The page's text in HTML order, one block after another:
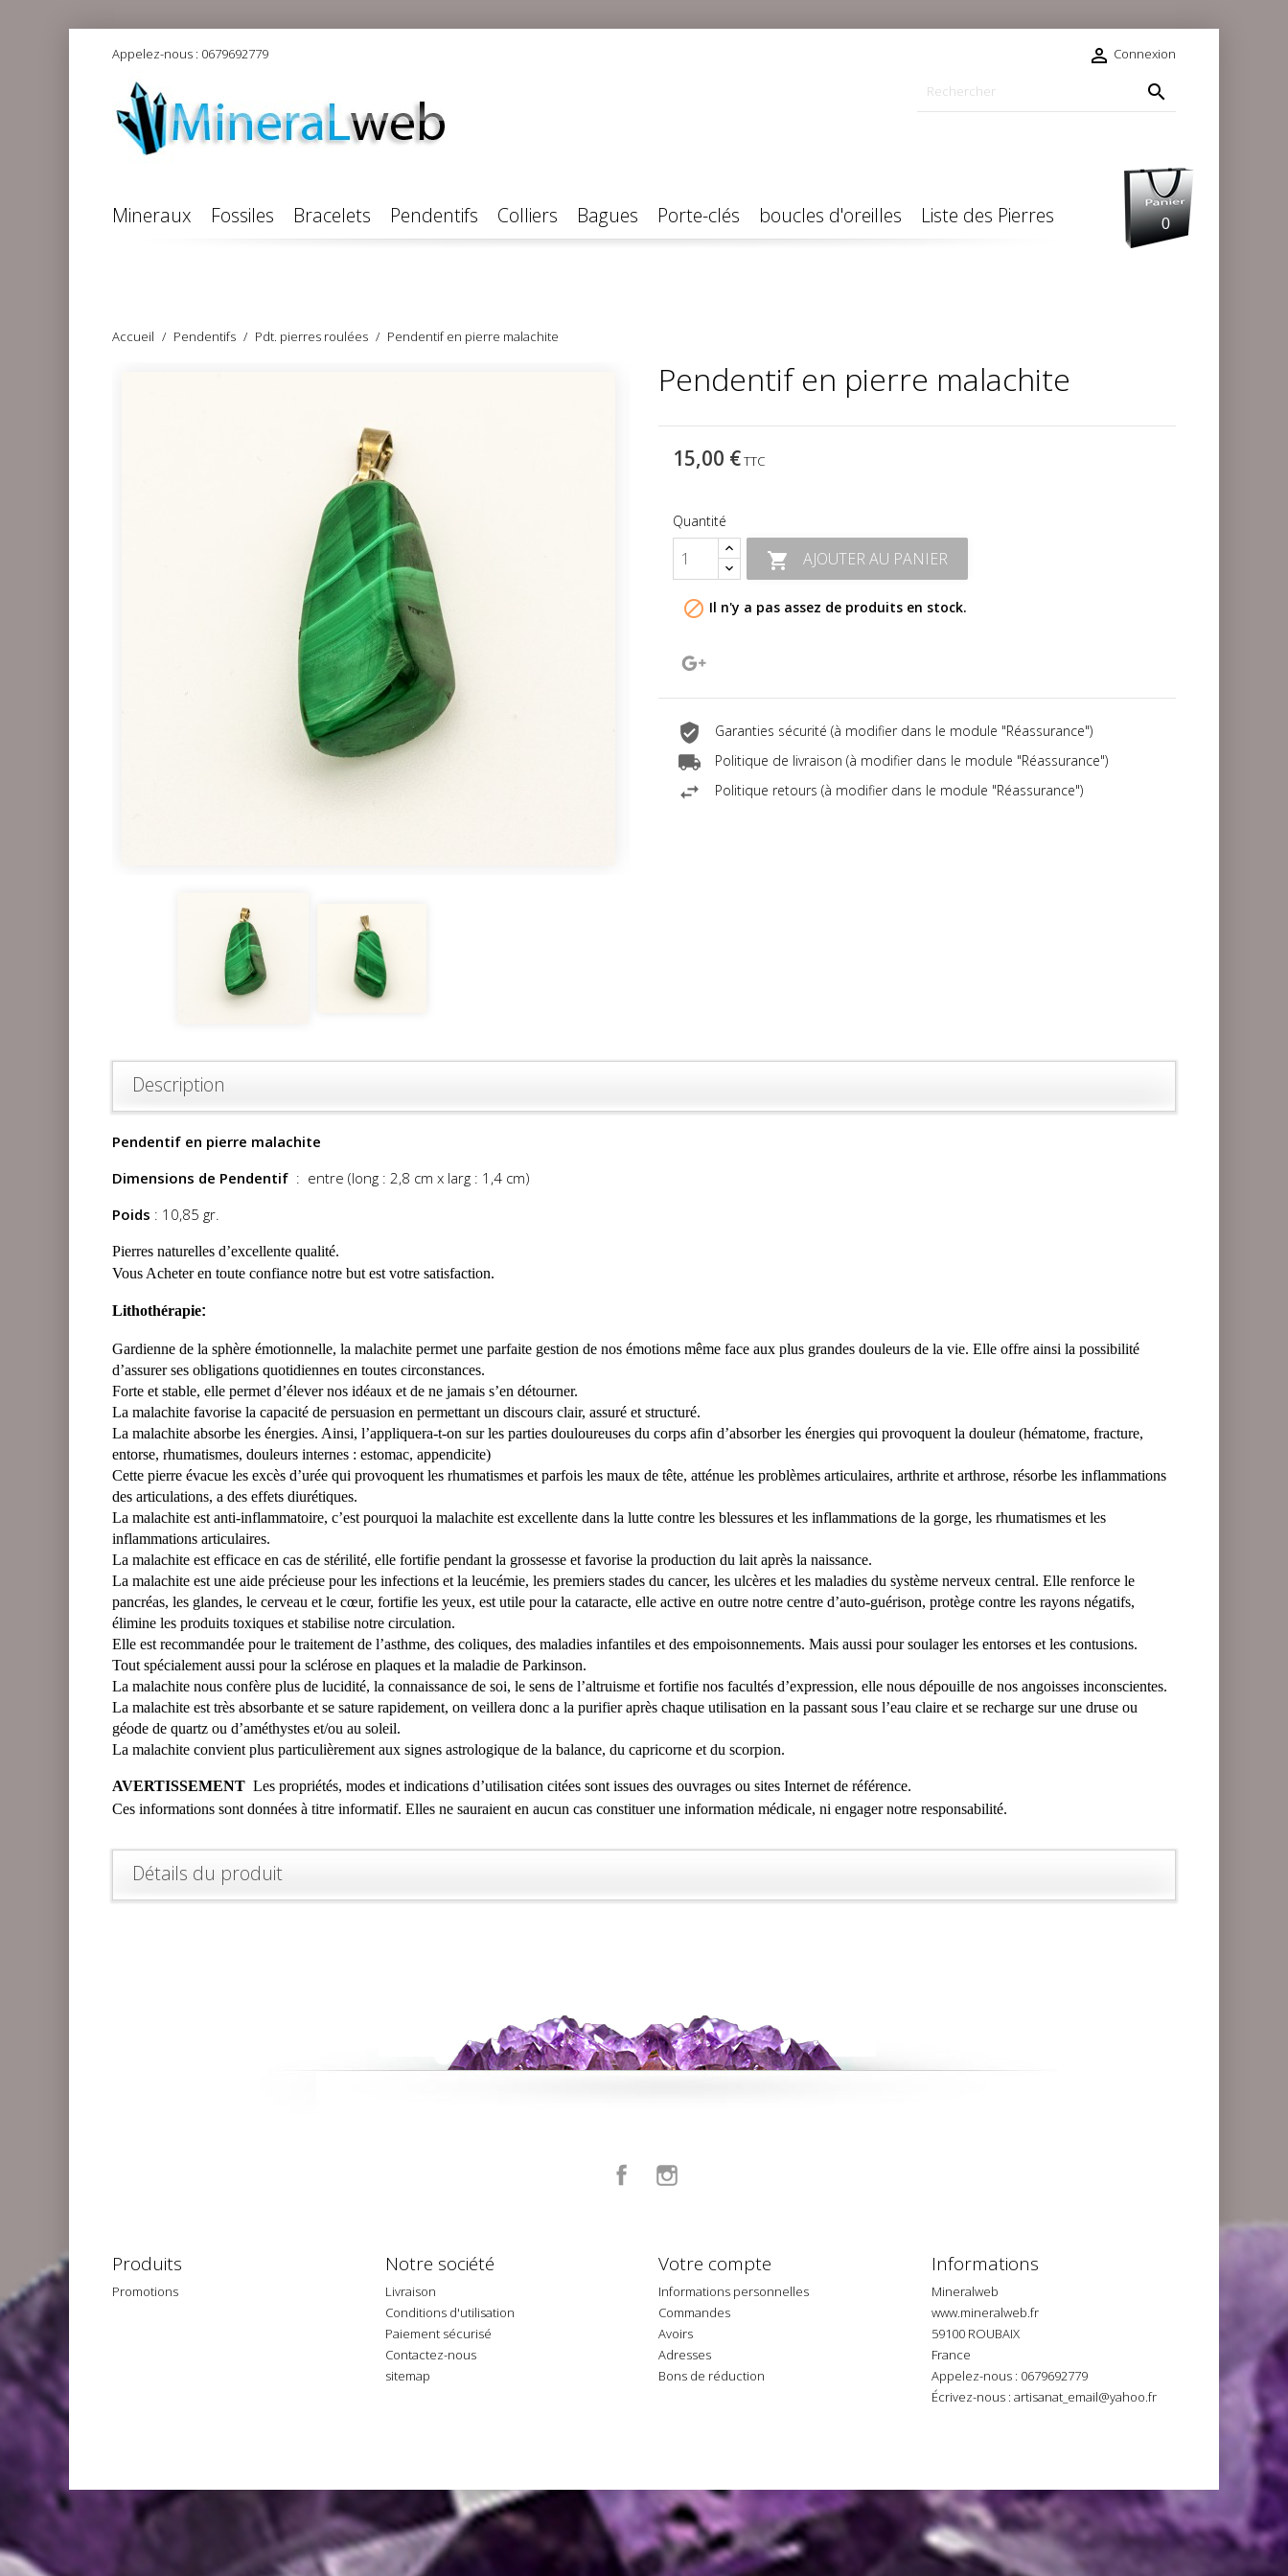
Appelez-nous : 0679692779  Connexion

Mineraux Fossiles Bracelets Pendentifs Colliers Bagues Porte-clés boucles d'oreilles Liste des Pierres 0
Accueil Pendentifs Pdt. pierres roulées Pendentif en pierre malachite
Pendentif en pierre malachite
15,00 €TTC
Quantité
 AJOUTER AU PANIER
 Il n'y a pas assez de produits en stock.
Garanties sécurité (à modifier dans le module "Réassurance")
Politique de livraison (à modifier dans le module "Réassurance")
Politique retours (à modifier dans le module "Réassurance")
Description
Pendentif en pierre malachite
Dimensions de Pendentif : entre (long : 2,8 cm x larg : 1,4 cm)
Poids : 10,85 gr.
Pierres naturelles d’excellente qualité.
Vous Acheter en toute confiance notre but est votre satisfaction.
Lithothérapie:
Gardienne de la sphère émotionnelle, la malachite permet une parfaite gestion de nos émotions même face aux plus grandes douleurs de la vie. Elle offre ainsi la possibilité
d’assurer ses obligations quotidiennes en toutes circonstances.
Forte et stable, elle permet d’élever nos idéaux et de ne jamais s’en détourner.
La malachite favorise la capacité de persuasion en permettant un discours clair, assuré et structuré.
La malachite absorbe les énergies. Ainsi, l’appliquera-t-on sur les parties douloureuses du corps afin d’absorber les énergies qui provoquent la douleur (hématome, fracture,
entorse, rhumatismes, douleurs internes : estomac, appendicite)
Cette pierre évacue les excès d’urée qui provoquent les rhumatismes et parfois les maux de tête, atténue les problèmes articulaires, arthrite et arthrose, résorbe les inflammations
des articulations, a des effets diurétiques.
La malachite est anti-inflammatoire, c’est pourquoi la malachite est excellente dans la lutte contre les blessures et les inflammations de la gorge, les rhumatismes et les
inflammations articulaires.
La malachite est efficace en cas de stérilité, elle fortifie pendant la grossesse et favorise la production du lait après la naissance.
La malachite est une aide précieuse pour les infections et la leucémie, les premiers stades du cancer, les ulcères et les maladies du système nerveux central. Elle renforce le
pancréas, les glandes, le cerveau et le cœur, fortifie les yeux, est utile pour la cataracte, elle active en outre notre centre d’auto-guérison, protège contre les rayons négatifs,
élimine les produits toxiques et stabilise notre circulation.
Elle est recommandée pour le traitement de l’asthme, des coliques, des maladies infantiles et des empoisonnements. Mais aussi pour soulager les entorses et les contusions.
Tout spécialement aussi pour la sclérose en plaques et la maladie de Parkinson.
La malachite nous confère plus de lucidité, la connaissance de soi, le sens de l’altruisme et fortifie nos facultés d’expression, elle nous dépouille de nos angoisses inconscientes.
La malachite est très absorbante et se sature rapidement, on veillera donc a la purifier après chaque utilisation en la passant sous l’eau claire et se recharge sur une druse ou
géode de quartz ou d’améthystes et/ou au soleil.
La malachite convient plus particulièrement aux signes astrologique de la balance, du capricorne et du scorpion.
AVERTISSEMENT Les propriétés, modes et indications d’utilisation citées sont issues des ouvrages ou sites Internet de référence.
Ces informations sont données à titre informatif. Elles ne sauraient en aucun cas constituer une information médicale, ni engager notre responsabilité.
Détails du produit
Facebook
Produits
Promotions
Notre société
Livraison
Conditions d'utilisation
Paiement sécurisé
Contactez-nous
sitemap
Votre compte
Informations personnelles
Commandes
Avoirs
Adresses
Bons de réduction
Informations
Mineralweb
www.mineralweb.fr
59100 ROUBAIX
France
Appelez-nous : 0679692779
Écrivez-nous : artisanat_email@yahoo.fr